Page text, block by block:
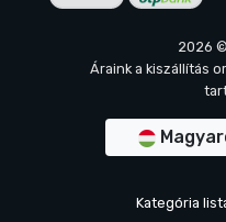
2026
Áraink a kiszállítás
Kategória